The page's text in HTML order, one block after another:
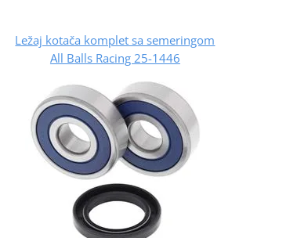
Ležaj kotača komplet sa semeringom
All Balls Racing 25-1446